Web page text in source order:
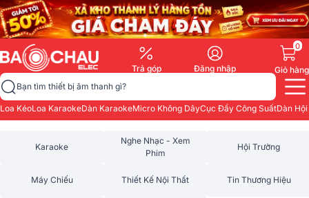
Trả góp Đăng nhập
0
Giỏ hàng
Bạn tìm thiết bị âm thanh gì?
Loa KéoLoa KaraokeDàn KaraokeMicro Không DâyCục Đẩy Công SuấtDàn
Karaoke
Nghe Nhạc - Xem
Phim
Hội Trường
Máy Chiếu Thiết Kế Nội Thất Tin Thương Hiệu